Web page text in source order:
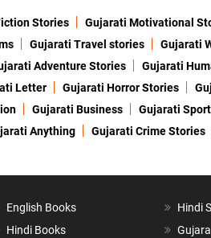
Stories Gujarati Motivational
Gujarati Travel stories Gujarati
Adventure Stories Gujarati
Letter Gujarati Horror Stories
Gujarati Business Gujarati
Anything
Gujarati Crime Stories
English Books
Hindi Books
Hindi